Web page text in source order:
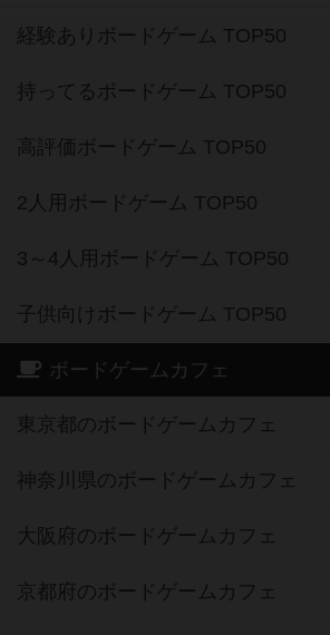
経験ありボードゲーム TOP50
持ってるボードゲーム TOP50
高評価ボードゲーム TOP50
2人用ボードゲーム TOP50
3～4人用ボードゲーム TOP50
子供向けボードゲーム TOP50
ボードゲームカフェ
東京都のボードゲームカフェ
神奈川県のボードゲームカフェ
大阪府のボードゲームカフェ
京都府のボードゲームカフェ